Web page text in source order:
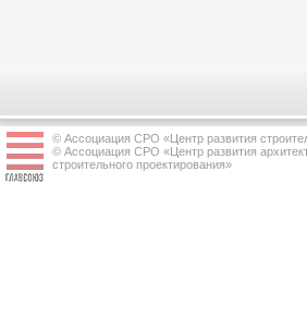
© Ассоциация СРО «Центр развития
© Ассоциация СРО «Центр развития
строительного проектирования»